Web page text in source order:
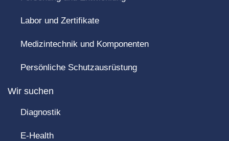
Labor und Zertifikate
Medizintechnik und Komponenten
Persönliche Schutzausrüstung
Wir suchen
Diagnostik
E-Health